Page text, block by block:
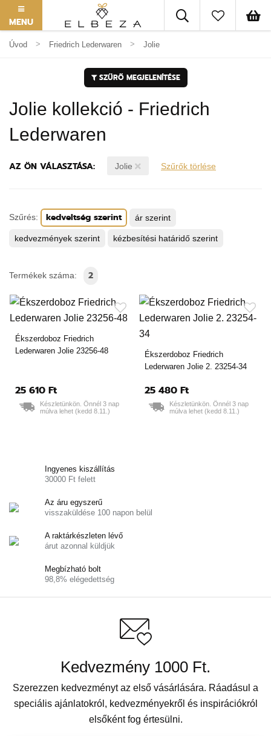
MENU
Úvod Friedrich Lederwaren Jolie
SZŰRŐ MEGJELENÍTÉSE
Jolie kollekció - Friedrich
Lederwaren
AZ ÖN VÁLASZTÁSA: Jolie Szűrők törlése
Szűrés: kedveltség szerint ár szerint
kedvezmények szerint kézbesítési határidő szerint
Termékek száma: 2
Ékszerdoboz Friedrich
Lederwaren Jolie 23256-48
25 610 Ft
Készletünkön. Önnél 3 nap
múlva lehet (kedd 8.11.)
Ékszerdoboz Friedrich
Lederwaren Jolie 2. 23254-34
25 480 Ft
Készletünkön. Önnél 3 nap
múlva lehet (kedd 8.11.)
Ingyenes kiszállítás
30000 Ft felett
Az áru egyszerű
visszaküldése 100 napon belül
A raktárkészleten lévő
árut azonnal küldjük
Megbízható bolt
98,8% elégedettség
Kedvezmény 1000 Ft.
Szerezzen kedvezményt az első vásárlására. Ráadásul a
speciális ajánlatokról, kedvezményekről és inspirációkról
elsőként fog értesülni.